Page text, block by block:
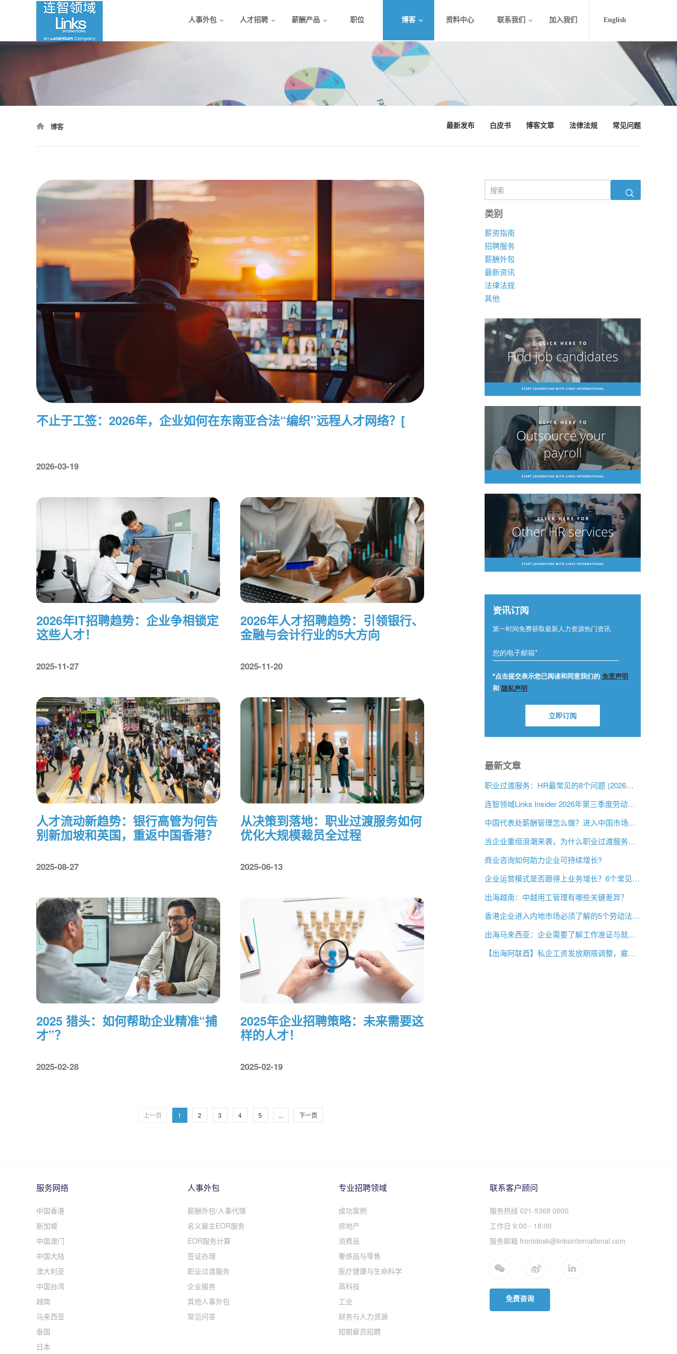
人事外包 人才招聘 薪酬产品 职位 博客 资料中心 联系我们 加入我们 English
博客 最新发布 白皮书 博客文章 法律法规 常见问题
不止于工签：2026年，企业如何在东南亚合法“编织”远程人才网络？[
2026-03-19
2026年IT招聘趋势：企业争相锁定
这些人才！
2025-11-27
2026年人才招聘趋势：引领银行、
金融与会计行业的5大方向
2025-11-20
人才流动新趋势：银行高管为何告
别新加坡和英国，重返中国香港？
2025-08-27
从决策到落地：职业过渡服务如何
优化大规模裁员全过程
2025-06-13
2025 猎头：如何帮助企业精准“捕
才”？
2025-02-28
2025年企业招聘策略：未来需要这
样的人才！
2025-02-19
上一页 1 2 3 4 5 ... 下一页
类别
薪资指南
招聘服务
薪酬外包
最新资讯
法律法规
其他
最新文章
职业过渡服务：HR最常见的8个问题 (2026年版)
连智领域Links Insider 2026年第三季度劳动法规更新
中国代表处薪酬管理怎么做？进入中国市场前的用工指南
当企业重组浪潮来袭，为什么职业过渡服务比以往更重要？
商业咨询如何助力企业可持续增长?
企业运营模式是否跟得上业务增长？6个常见信号
出海越南：中越用工管理有哪些关键差异？
香港企业进入内地市场必须了解的5个劳动法差异
出海马来西亚：企业需要了解工作准证与就业事项
【出海阿联酋】私企工资发放期限调整，雇主薪酬管理需要关注什么？
服务网络
中国香港
新加坡
中国澳门
中国大陆
澳大利亚
中国台湾
越南
马来西亚
泰国
日本
人事外包
薪酬外包/人事代理
名义雇主EOR服务
EOR服务计算
签证办理
职业过渡服务
企业服务
其他人事外包
常见问答
专业招聘领域
成功案例
房地产
消费品
奢侈品与零售
医疗健康与生命科学
高科技
工业
财务与人力资源
短期雇员招聘
联系客户顾问
服务热线 021-5368 0000
工作日 9:00 - 18:00
服务邮箱 frontdesk@linksinternational.com
免费咨询